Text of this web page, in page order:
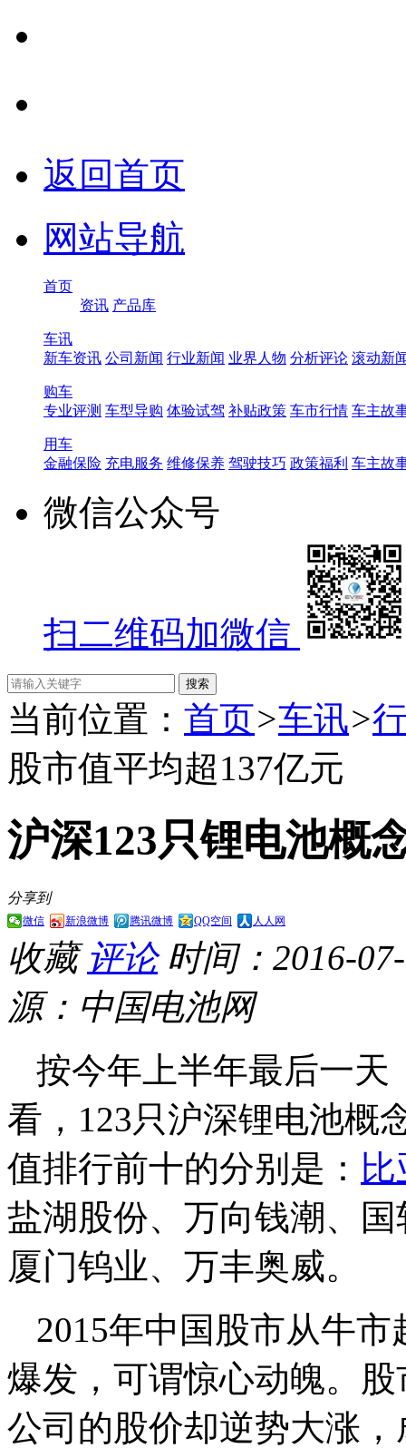
返回首页
网站导航
首页
资讯 产品库
车讯
新车资讯 公司新闻 行业新闻 业界人物 分析评论 滚动新
购车
专业评测 车型导购 体验试驾 补贴政策 车市行情 车主故
用车
金融保险 充电服务 维修保养 驾驶技巧 政策福利 车主故
微信公众号
扫二维码加微信
当前位置： 首页>车讯>
股市值平均超137亿元
沪深123只锂电池概
分享到
微信 新浪微博 腾讯微博 QQ空间 人人网
收藏 评论 时间：2016-
源：中国电池网
按今年上半年最后一天
看，123只沪深锂电池概
值排行前十的分别是：
盐湖股份、万向钱潮、
厦门钨业、万丰奥威。
2015年中国股市从牛
爆发，可谓惊心动魄。
公司的股价却逆势大涨